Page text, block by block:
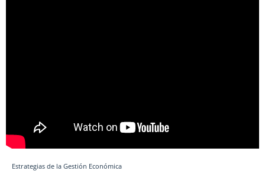
Estrategias de la Gestión Económica